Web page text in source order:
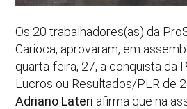
Os 20 trabalhadores(as) da
Carioca, aprovaram, em
quarta-feira, 27, a conquista da
Lucros ou Resultados/PLR de
Adriano Lateri afirma que na